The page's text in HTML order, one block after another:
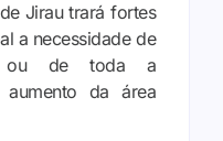
Jirau trará fortes
a necessidade de
ou de toda a
da área